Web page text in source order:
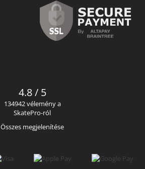
4.8 / 5
134942 vélemény a
SkatePro-ról
Összes megjelenítése